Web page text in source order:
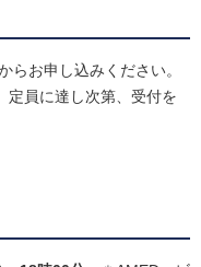
らお申し込みください。
定員に達し次第、受付を